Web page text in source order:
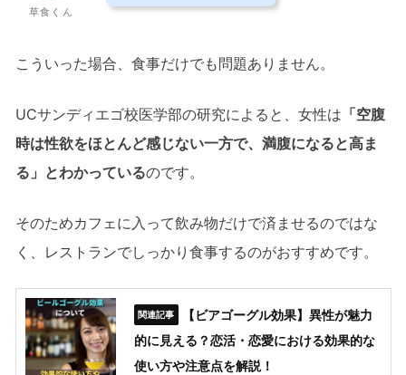
草食くん
こういった場合、食事だけでも問題ありません。
UCサンディエゴ校医学部の研究によると、女性は 「空腹
時は性欲をほとんど感じない一方で、満腹になると高ま
る」とわかっているのです。
そのためカフェに入って飲み物だけで済ませるのではな
く、レストランでしっかり食事するのがおすすめです。
【ビアゴーグル効果】異性が魅力
的に見える？恋活・恋愛における効果的な
使い方や注意点を解説！